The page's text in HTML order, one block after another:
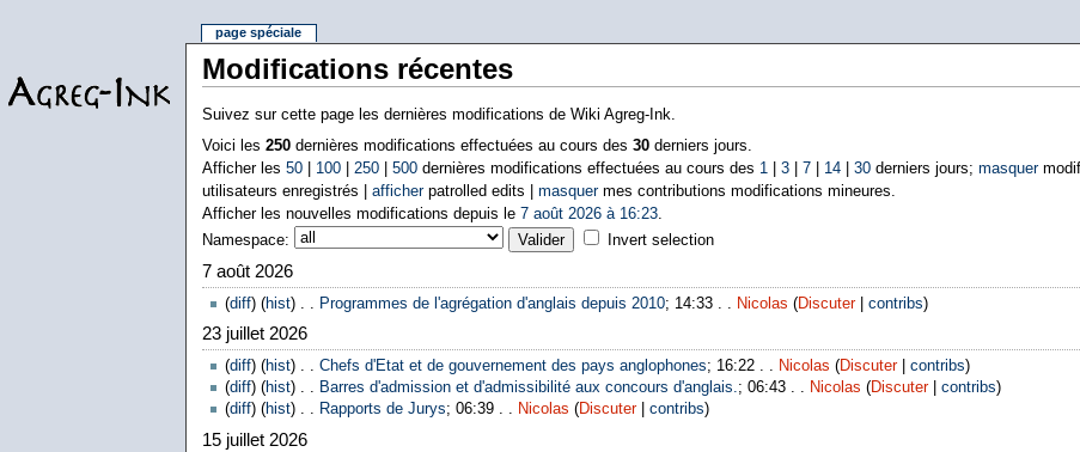
Modifications récentes
Suivez sur cette page les dernières modifications de Wiki Agreg-Ink.
Voici les 250dernières modifications effectuées au cours des 30derniers jours.
Afficher les 50| 100| 250| 500dernières modifications effectuées au cours des 1 3| 7| 14| 30derniers jours; masquer
utilisateurs enregistrés | afficherpatrolled edits | masquermes contributions modifications mineures.
Afficher les nouvelles modifications depuis le 7 août 2026 à 16:23.
Namespace:
Invert selection
7 août 2026
(diff) (hist) . . Programmes de l'agrégation d'anglais depuis 2010; 14:33 . . Nicolas (Discuter| contribs)
23 juillet 2026
(diff) (hist) . . Chefs d'Etat et de gouvernement des pays anglophones; 16:22 . . Nicolas (Discuter| contribs)
(diff) (hist) . . Barres d'admission et d'admissibilité aux concours d'anglais.; 06:43 . . Nicolas (Discuter| contribs)
(diff) (hist) . . Rapports de Jurys; 06:39 . . Nicolas (Discuter| contribs)
15 juillet 2026
page spéciale